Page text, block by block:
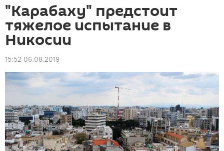
"Карабаху" предстоит
тяжелое испытание в
Никосии
15:52 06.08.2019